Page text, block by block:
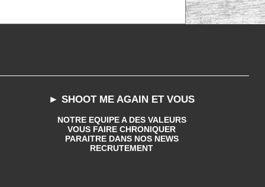
► SHOOT ME AGAIN ET VOUS
NOTRE EQUIPE A DES VALEURS
VOUS FAIRE CHRONIQUER
PARAITRE DANS NOS NEWS
RECRUTEMENT